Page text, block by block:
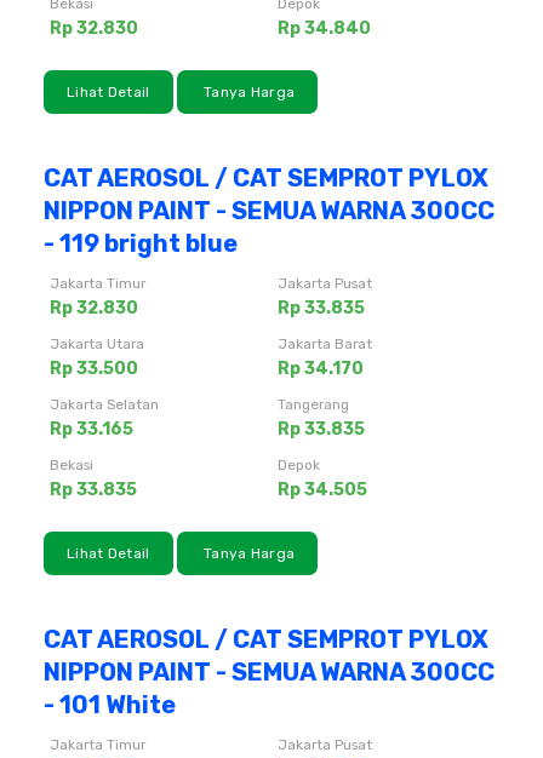
Bekasi
Rp 32.830
Depok
Rp 34.840
Lihat Detail Tanya Harga
CAT AEROSOL / CAT SEMPROT PYLOX
NIPPON PAINT - SEMUA WARNA 300CC
- 119 bright blue
Jakarta Timur
Rp 32.830
Jakarta Pusat
Rp 33.835
Jakarta Utara
Rp 33.500
Jakarta Barat
Rp 34.170
Jakarta Selatan
Rp 33.165
Tangerang
Rp 33.835
Bekasi
Rp 33.835
Depok
Rp 34.505
Lihat Detail Tanya Harga
CAT AEROSOL / CAT SEMPROT PYLOX
NIPPON PAINT - SEMUA WARNA 300CC
- 101 White
Jakarta Timur Jakarta Pusat